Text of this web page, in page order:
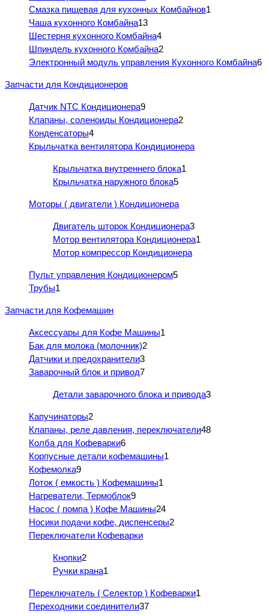
Смазка пищевая для кухонных Комбайнов1
Чаша кухонного Комбайна13
Шестерня кухонного Комбайна4
Шпиндель кухонного Комбайна2
Электронный модуль управления Кухонного Комбайна6
Запчасти для Кондиционеров
Датчик NTC Кондиционера9
Клапаны, соленоиды Кондиционера2
Конденсаторы4
Крыльчатка вентилятора Кондиционера
Крыльчатка внутреннего блока1
Крыльчатка наружного блока5
Моторы ( двигатели ) Кондиционера
Двигатель шторок Кондиционера3
Мотор вентилятора Кондиционера1
Мотор компрессор Кондиционера
Пульт управления Кондиционером5
Трубы1
Запчасти для Кофемашин
Аксессуары для Кофе Машины1
Бак для молока (молочник)2
Датчики и предохранители3
Заварочный блок и привод7
Детали заварочного блока и привода3
Капучинаторы2
Клапаны, реле давления, переключатели48
Колба для Кофеварки6
Корпусные детали кофемашины1
Кофемолка9
Лоток ( емкость ) Кофемашины1
Нагреватели, Термоблок9
Насос ( помпа ) Кофе Машины24
Носики подачи кофе, диспенсеры2
Переключатели Кофеварки
Кнопки2
Ручки крана1
Переключатель ( Селектор ) Кофеварки1
Переходники соединители37